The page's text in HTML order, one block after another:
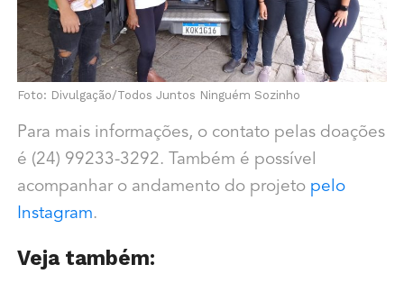
Foto: Divulgação/Todos Juntos Ninguém Sozinho
Para mais informações, o contato pelas doações
é (24) 99233-3292. Também é possível
acompanhar o andamento do projetopelo
Instagram.
Veja também: